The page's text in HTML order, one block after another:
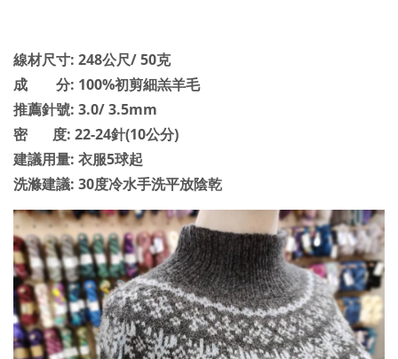
線材尺寸: 248公尺/ 50克
成 分: 100%初剪細羔羊毛
推薦針號: 3.0/ 3.5mm
密 度: 22-24針(10公分)
建議用量: 衣服5球起
洗滌建議: 30度冷水手洗平放陰乾